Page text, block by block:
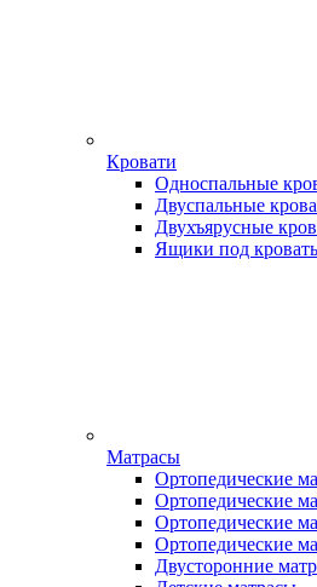
Кровати
Односпальные
Двуспальные
Двухъярусные
Ящики под кровать
Матрасы
Ортопедические
Ортопедические
Ортопедические
Ортопедические
Двусторонние